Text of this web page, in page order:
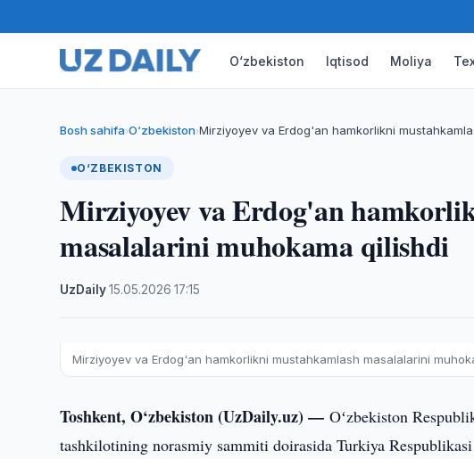
O‘zbekiston Iqtisod Moliya
Bosh sahifa›O‘zbekiston›Mirziyoyev va Erdog'an hamkorlikni
O‘ZBEKISTON
Mirziyoyev va Erdog'an
masalalarini muhokama qilishdi
UzDaily·15.05.2026 ·17:15
Mirziyoyev va Erdog'an hamkorlikni mustahkamlash masalalarini
Toshkent, O‘zbekiston (UzDaily.uz) —Oʻzbekiston
tashkilotining norasmiy sammiti doirasida Turkiya